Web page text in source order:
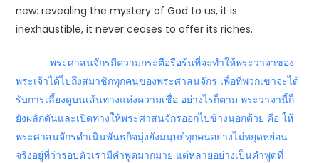
new: revealing the mystery of God to us, it is
inexhaustible, it never ceases to offer its riches.
พระศาสนจักรมีความกระตือรือร้นที่จะทำให้พระวาจาของ
พระเจ้าได้ไปถึงสมาชิกทุกคนของพระศาสนจักร เพื่อที่พวกเขาจะได้
รับการเลี้ยงดูบนเส้นทางแห่งความเชื่อ อย่างไรก็ตาม พระวาจานี้ก็
ยังผลักดันและเปิดทางให้พระศาสนจักรออกไปข้างนอกด้วย คือ ให้
พระศาสนจักรดำเนินพันธกิจมุ่งยังมนุษย์ทุกคนอย่างไม่หยุดหย่อน
จริงอยู่ที่ว่ารอบตัวเรามีคำพูดมากมาย แต่หลายอย่างเป็นคำพูดที่